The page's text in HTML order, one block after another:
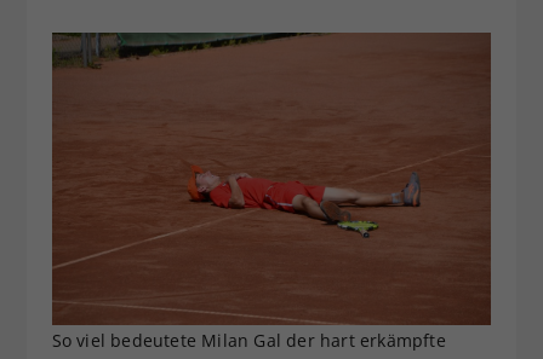
So viel bedeutete Milan Gal der hart erkämpfte